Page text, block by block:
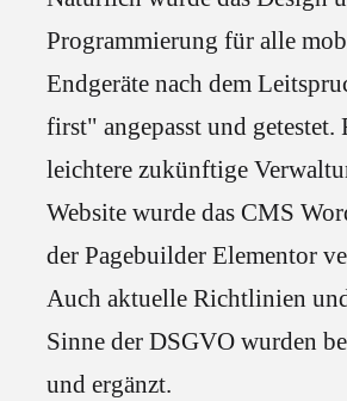
Programmierung für alle
Endgeräte nach dem
first" angepasst und getestet.
leichtere zukünftige
Website wurde das CMS
der Pagebuilder Elementor
Auch aktuelle Richtlinien
Sinne der DSGVO wurden
und ergänzt.